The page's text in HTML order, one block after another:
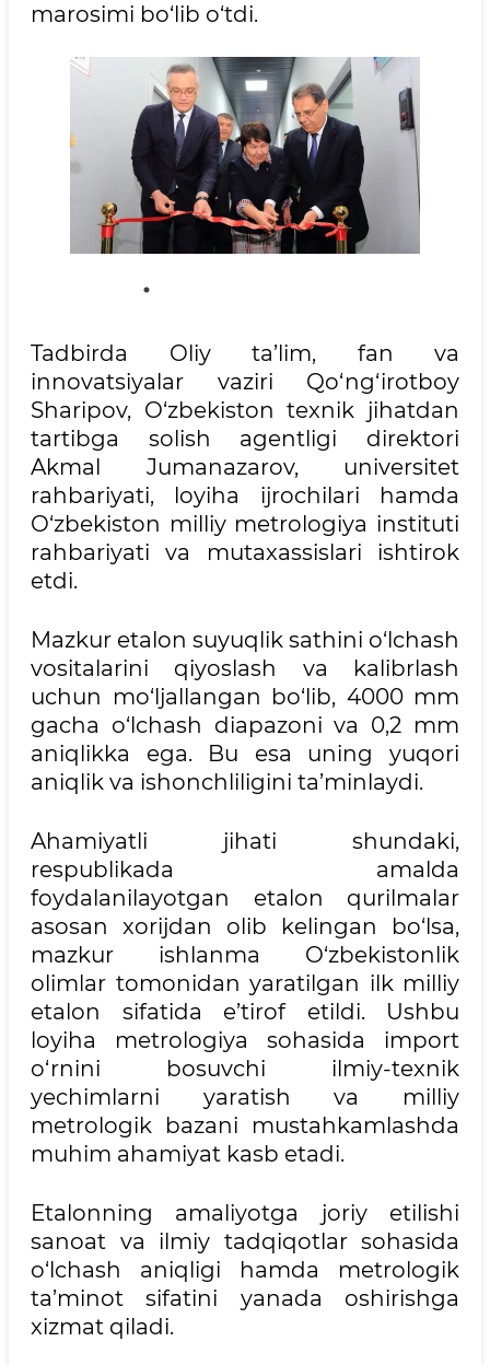
marosimi bo‘lib o‘tdi.
Tadbirda Oliy ta’lim, fan va
innovatsiyalar vaziri Qo‘ng‘irotboy
Sharipov, O‘zbekiston texnik jihatdan
tartibga solish agentligi direktori
Akmal Jumanazarov, universitet
rahbariyati, loyiha ijrochilari hamda
O‘zbekiston milliy metrologiya instituti
rahbariyati va mutaxassislari ishtirok
etdi.
Mazkur etalon suyuqlik sathini o‘lchash
vositalarini qiyoslash va kalibrlash
uchun mo‘ljallangan bo‘lib, 4000 mm
gacha o‘lchash diapazoni va 0,2 mm
aniqlikka ega. Bu esa uning yuqori
aniqlik va ishonchliligini ta’minlaydi.
Ahamiyatli jihati shundaki,
respublikada amalda
foydalanilayotgan etalon qurilmalar
asosan xorijdan olib kelingan bo‘lsa,
mazkur ishlanma O‘zbekistonlik
olimlar tomonidan yaratilgan ilk milliy
etalon sifatida e’tirof etildi. Ushbu
loyiha metrologiya sohasida import
o‘rnini bosuvchi ilmiy-texnik
yechimlarni yaratish va milliy
metrologik bazani mustahkamlashda
muhim ahamiyat kasb etadi.
Etalonning amaliyotga joriy etilishi
sanoat va ilmiy tadqiqotlar sohasida
o‘lchash aniqligi hamda metrologik
ta’minot sifatini yanada oshirishga
xizmat qiladi.